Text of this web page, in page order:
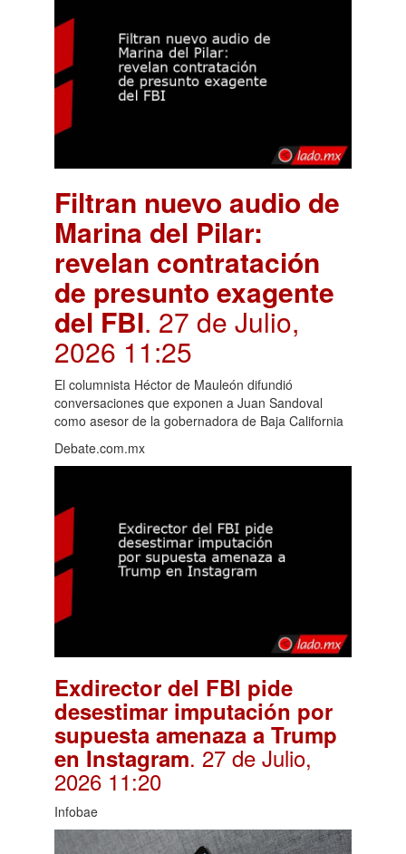
Filtran nuevo audio de
Marina del Pilar:
revelan contratación
de presunto exagente
del FBI. 27 de Julio,
2026 11:25
El columnista Héctor de Mauleón difundió
conversaciones que exponen a Juan Sandoval
como asesor de la gobernadora de Baja California
Debate.com.mx
Exdirector del FBI pide
desestimar imputación por
supuesta amenaza a Trump
en Instagram. 27 de Julio,
2026 11:20
Infobae